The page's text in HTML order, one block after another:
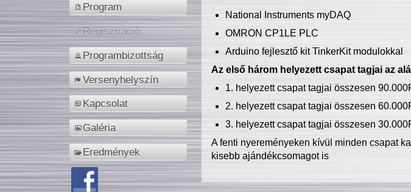
Program
Regisztráció
Programbizottság
Versenyhelyszín
Kapcsolat
Galéria
Eredmények
National Instruments myDAQ
OMRON CP1LE PLC
Arduino fejlesztő kit TinkerKit modulokkal
Az első három helyezett csapat tagjai az
1. helyezett csapat tagjai összesen
2. helyezett csapat tagjai összesen
3. helyezett csapat tagjai összesen
A fenti nyereményeken kívül minden csapat
kisebb ajándékcsomagot is